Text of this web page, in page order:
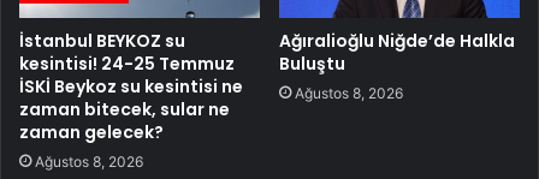
İstanbul BEYKOZ su
kesintisi! 24-25 Temmuz
İSKİ Beykoz su kesintisi ne
zaman bitecek, sular ne
zaman gelecek?
Ağustos 8, 2026
Ağıralioğlu Niğde’de Halkla
Buluştu
Ağustos 8, 2026